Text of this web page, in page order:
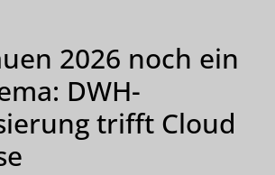
2026 noch ein
DWH-
trifft Cloud